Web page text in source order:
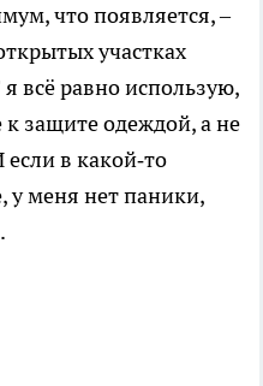
что появляется, –
участках
всё равно использую,
защите одеждой, а не
в какой‑то
у меня нет паники,